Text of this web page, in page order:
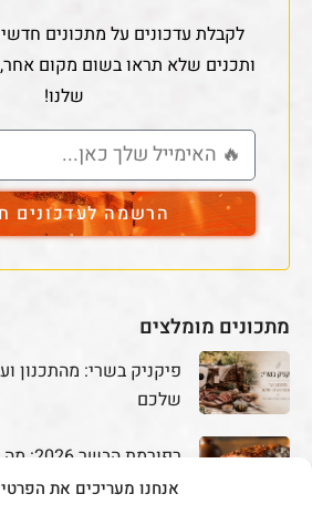
אנחנו מעריכים את
לקבלת עדכונים על מתכונים
ותכנים שלא תראו בשום מקום אחר,
שלנו!
הרשמה לעדכונים
מתכונים מומלצים
פיקניק בשרי: מהתכנון
שלכם
ואיפה לחפש את